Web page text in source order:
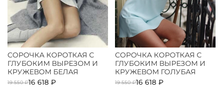
СОРОЧКА КОРОТКАЯ С
ГЛУБОКИМ ВЫРЕЗОМ И
КРУЖЕВОМ БЕЛАЯ
19 550 ₽16 618 ₽
СОРОЧКА КОРОТКАЯ С
ГЛУБОКИМ ВЫРЕЗОМ И
КРУЖЕВОМ ГОЛУБАЯ
19 550 ₽16 618 ₽